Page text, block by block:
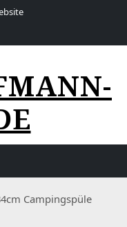
Campingspüle